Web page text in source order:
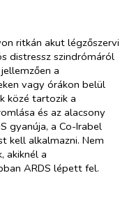
ritkán akut légzőszervi
distressz szindrómáról
a
vagy órákon belül
közé tartozik a
és az alacsony
gyanúja, a Co-Irabel
kell alkalmazni. Nem
akiknél a
ARDS lépett fel.